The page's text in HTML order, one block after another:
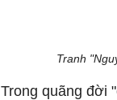
Tranh
Trong quãng đời